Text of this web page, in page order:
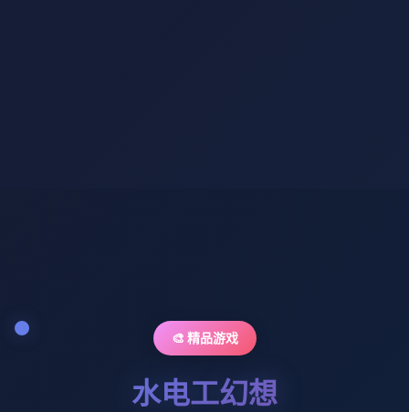
🎨 精品游戏
水电工幻想